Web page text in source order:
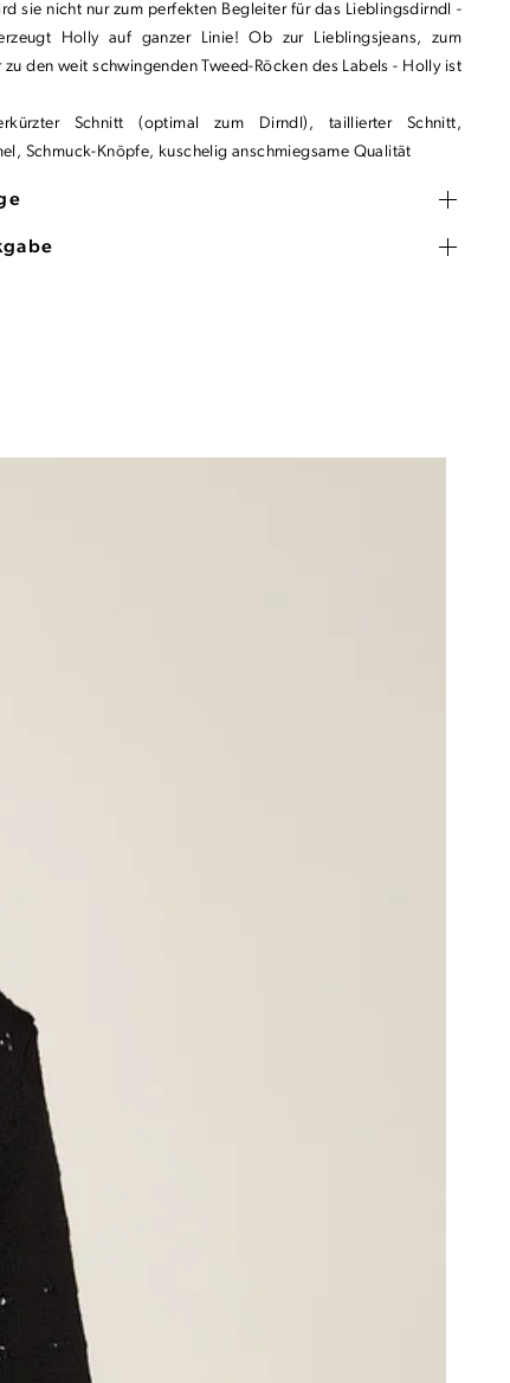
sie nicht nur zum perfekten Begleiter für das Lieblingsdirndl -
Holly auf ganzer Linie! Ob zur Lieblingsjeans, zum
den weit schwingenden Tweed-Röcken des Labels - Holly ist
Schnitt (optimal zum Dirndl), taillierter Schnitt,
Schmuck-Knöpfe, kuschelig anschmiegsame Qualität